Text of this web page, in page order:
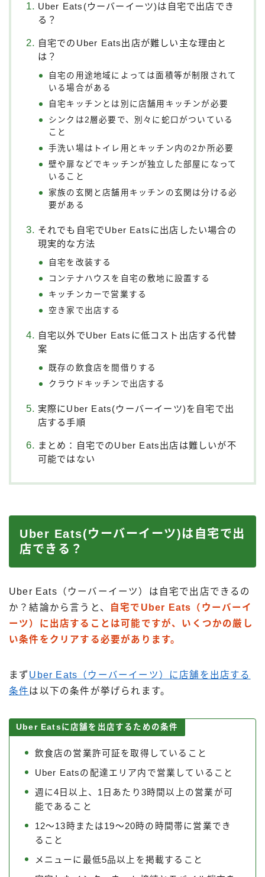
Uber Eats(ウーバーイーツ)は自宅で出店でき
る？
自宅でのUber Eats出店が難しい主な理由と
は？
自宅の用途地域によっては面積等が制限されて
いる場合がある
自宅キッチンとは別に店舗用キッチンが必要
シンクは2層必要で、別々に蛇口がついている
こと
手洗い場はトイレ用とキッチン内の2か所必要
壁や扉などでキッチンが独立した部屋になって
いること
家族の玄関と店舗用キッチンの玄関は分ける必
要がある
それでも自宅でUber Eatsに出店したい場合の
現実的な方法
自宅を改装する
コンテナハウスを自宅の敷地に設置する
キッチンカーで営業する
空き家で出店する
自宅以外でUber Eatsに低コスト出店する代替
案
既存の飲食店を間借りする
クラウドキッチンで出店する
実際にUber Eats(ウーバーイーツ)を自宅で出
店する手順
まとめ：自宅でのUber Eats出店は難しいが不
可能ではない
Uber Eats(ウーバーイーツ)は自宅で出
店できる？
Uber Eats（ウーバーイーツ）は自宅で出店できるの
か？結論から言うと、
自宅でUber Eats（ウーバーイ
ーツ）に出店することは可能ですが、いくつかの厳し
い条件をクリアする必要があります。
まず Uber Eats（ウーバーイーツ）に店舗を出店する
条件は以下の条件が挙げられます。
Uber Eatsに店舗を出店するための条件
飲食店の営業許可証を取得していること
Uber Eatsの配達エリア内で営業していること
週に4日以上、1日あたり3時間以上の営業が可
能であること
12～13時または19～20時の時間帯に営業でき
ること
メニューに最低5品以上を掲載すること